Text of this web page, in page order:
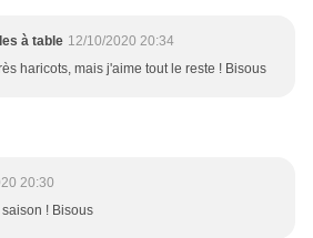
à table 12/10/2020 20:34
haricots, mais j'aime tout le reste ! Bisous
20:30
! Bisous